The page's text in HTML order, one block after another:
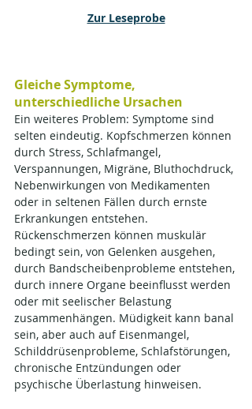
Zur Leseprobe
Gleiche Symptome,
unterschiedliche Ursachen
Ein weiteres Problem: Symptome sind
selten eindeutig. Kopfschmerzen können
durch Stress, Schlafmangel,
Verspannungen, Migräne, Bluthochdruck,
Nebenwirkungen von Medikamenten
oder in seltenen Fällen durch ernste
Erkrankungen entstehen.
Rückenschmerzen können muskulär
bedingt sein, von Gelenken ausgehen,
durch Bandscheibenprobleme entstehen,
durch innere Organe beeinflusst werden
oder mit seelischer Belastung
zusammenhängen. Müdigkeit kann banal
sein, aber auch auf Eisenmangel,
Schilddrüsenprobleme, Schlafstörungen,
chronische Entzündungen oder
psychische Überlastung hinweisen.